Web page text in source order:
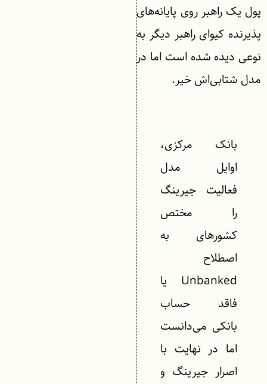
پول یک راهبر روی پایانه‌های
پذیرنده کیوای راهبر دیگر به
نوعی دیده شده است اما در
مدل شتابی‌اش خیر.
بانک مرکزی،
اوایل مدل
فعالیت جیرینگ
را مختص
کشورهای به
اصطلاح
Unbanked یا
فاقد حساب
بانکی می‌دانست
اما در نهایت با
اصرار جیرینگ و